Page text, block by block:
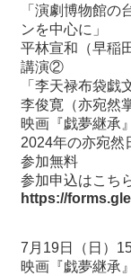
「演劇博物館
ンを中心に」
平林宣和（早稲
講演②
「李天禄布袋戯
李俊寛（亦宛然
映画『戯夢継承
2024年の亦宛然
参加無料
参加申込はこち
https://
7月19日（日）
映画『戯夢継承